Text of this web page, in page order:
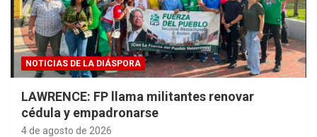
NOTICIAS DE LA DIÁSPORA
LAWRENCE: FP llama militantes renovar
cédula y empadronarse
4 de agosto de 2026